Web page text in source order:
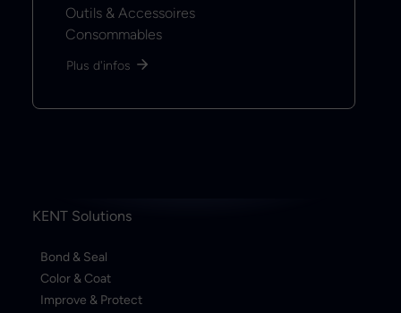
Outils & Accessoires
Consommables
Plus d'infos
KENT Solutions
Bond & Seal
Color & Coat
Improve & Protect